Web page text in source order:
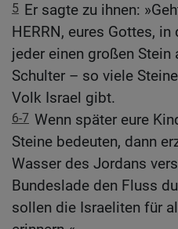
5 Er sagte zu ihnen:
HERRN, eures Gottes,
jeder einen großen
Schulter – so viele
Volk Israel gibt.
6-7 Wenn später eure
Steine bedeuten, dann
Wasser des Jordans
Bundeslade den Fluss
sollen die Israeliten für